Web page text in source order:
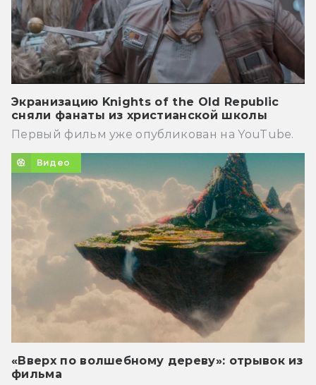
Экранизацию Knights of the Old Republic
сняли фанаты из христианской школы
Первый фильм уже опубликован на YouTube.
Видео
«Вверх по волшебному дереву»: отрывок из
фильма